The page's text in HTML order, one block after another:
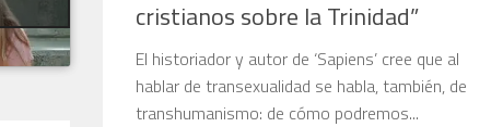
cristianos sobre la Trinidad”
El historiador y autor de ‘Sapiens’ cree que al
hablar de transexualidad se habla, también, de
transhumanismo: de cómo podremos...